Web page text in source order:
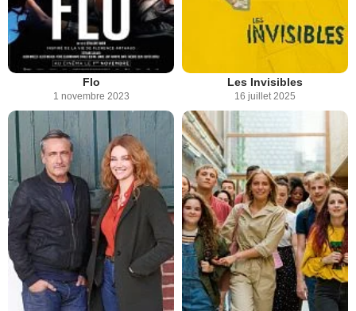
Flo
1 novembre 2023
Les Invisibles
16 juillet 2025